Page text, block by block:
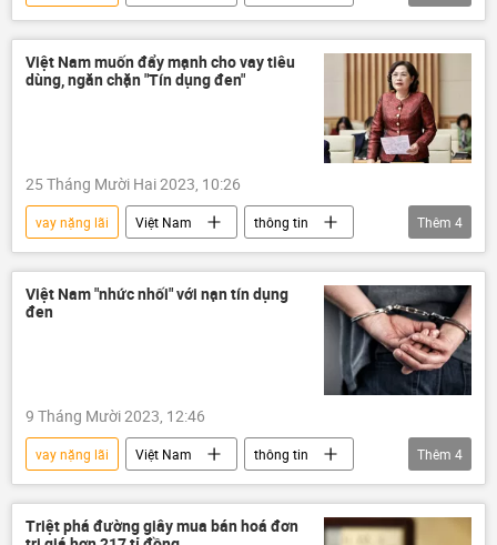
mạng xã hội
Việt Nam muốn đẩy mạnh cho vay tiêu
dùng, ngăn chặn "Tín dụng đen"
25 Tháng Mười Hai 2023, 10:26
vay nặng lãi Việt Nam
thông tin
Bộ Công an Việt Nam
Ngân hàng Nhà nước
vay vốn
vay tiền
Thêm 4
Việt Nam "nhức nhối" với nạn tín dụng
đen
9 Tháng Mười 2023, 12:46
vay nặng lãi Việt Nam
thông tin
bắt giữ
tội phạm
tín dụng
tín dụng đen
Thêm 4
Triệt phá đường giây mua bán hoá đơn